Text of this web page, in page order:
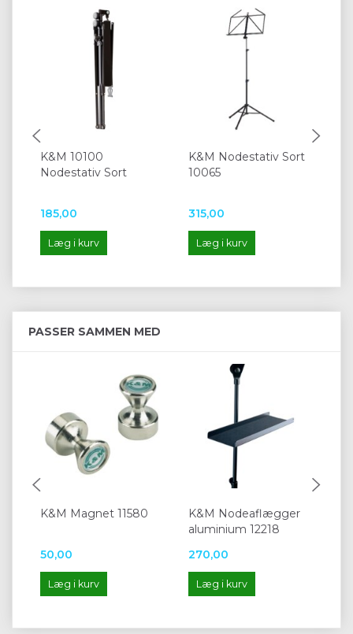
K&M 10100
Nodestativ Sort
185,00
Læg i kurv
K&M Nodestativ Sort
10065
315,00
Læg i kurv
PASSER SAMMEN MED
K&M Magnet 11580
50,00
Læg i kurv
K&M Nodeaflægger
aluminium 12218
270,00
Læg i kurv